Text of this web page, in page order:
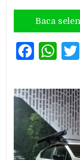
Baca
Facebook